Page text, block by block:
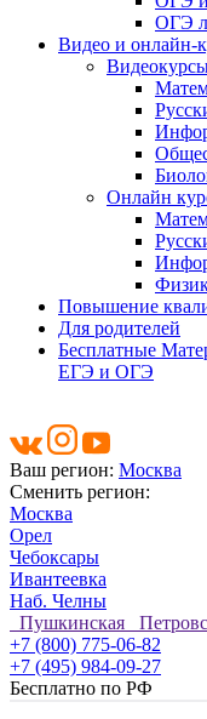
ОГЭ
Видео и онлайн-
Онлайн
Повышение
Для родителей
Бесплатные
ЕГЭ и ОГЭ
Ваш регион: Москва
Сменить регион:
Москва
Орел
Чебоксары
Ивантеевка
Наб. Челны
Пушкинская
+7 (800) 775-06-82
+7 (495) 984-09-27
Бесплатно по РФ